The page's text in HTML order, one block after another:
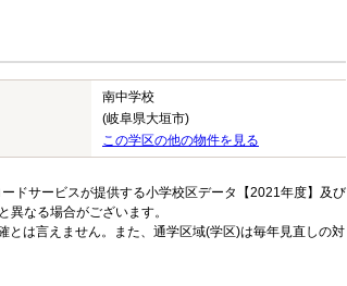
南中学校
(岐阜県大垣市)
この学区の他の物件を見る
ドサービスが提供する小学校区データ【2021年度】及び
なる場合がございます。
とは言えません。また、通学区域(学区)は毎年見直しの対